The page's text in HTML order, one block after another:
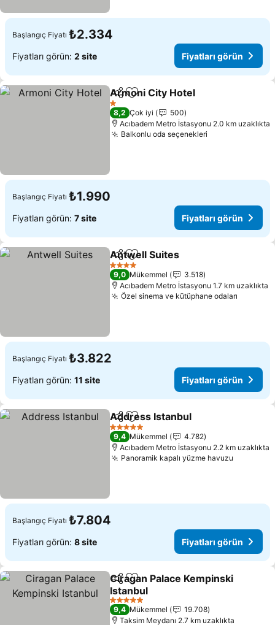
Başlangıç Fiyatı ₺2.334
Fiyatları görün: 2 site Fiyatları görün
PaylaşFavorilerime ekle
Armoni City Hotel
1 Yıldız
8,2 Çok iyi
500
Acıbadem Metro İstasyonu 2.0 km uzaklıkta
Balkonlu oda seçenekleri
Başlangıç Fiyatı ₺1.990
Fiyatları görün: 7 site Fiyatları görün
PaylaşFavorilerime ekle
Antwell Suites
4 Yıldız
9,0 Mükemmel
3.518
Acıbadem Metro İstasyonu 1.7 km uzaklıkta
Özel sinema ve kütüphane odaları
Başlangıç Fiyatı ₺3.822
Fiyatları görün: 11 site Fiyatları görün
PaylaşFavorilerime ekle
Address Istanbul
5 Yıldız
9,4 Mükemmel
4.782
Acıbadem Metro İstasyonu 2.2 km uzaklıkta
Panoramik kapalı yüzme havuzu
Başlangıç Fiyatı ₺7.804
Fiyatları görün: 8 site Fiyatları görün
PaylaşFavorilerime ekle
Ciragan Palace Kempinski
Istanbul
5 Yıldız
9,4 Mükemmel
19.708
Taksim Meydanı 2.7 km uzaklıkta